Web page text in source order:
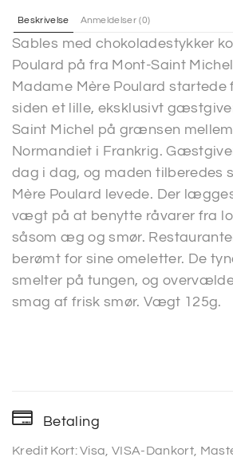
Beskrivelse Anmeldelser (0)
Sables med chokoladestykker
Poulard på fra Mont-Saint
Madame Mère Poulard startede
siden et lille, eksklusivt
Saint Michel på grænsen
Normandiet i Frankrig.
dag i dag, og maden tilberedes
Mère Poulard levede. Der
vægt på at benytte råvarer fra
såsom æg og smør.
berømt for sine omeletter. De
smelter på tungen, og
smag af frisk smør. Vægt 125g.
Betaling
Kredit Kort: Visa, VISA-Dankort,